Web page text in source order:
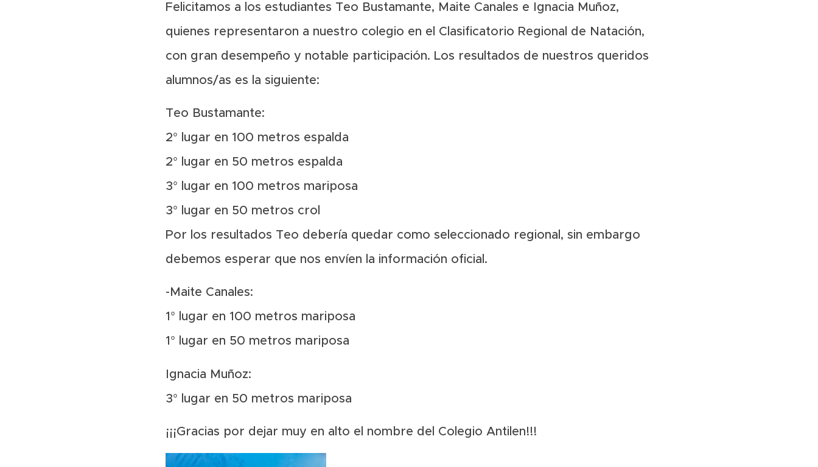
Felicitamos a los estudiantes Teo Bustamante, Maite Canales e Ignacia Muñoz,
quienes representaron a nuestro colegio en el Clasificatorio Regional de Natación,
con gran desempeño y notable participación. Los resultados de nuestros queridos
alumnos/as es la siguiente:
Teo Bustamante:
2° lugar en 100 metros espalda
2° lugar en 50 metros espalda
3° lugar en 100 metros mariposa
3° lugar en 50 metros crol
Por los resultados Teo debería quedar como seleccionado regional, sin embargo
debemos esperar que nos envíen la información oficial.
-Maite Canales:
1° lugar en 100 metros mariposa
1° lugar en 50 metros mariposa
Ignacia Muñoz:
3° lugar en 50 metros mariposa
¡¡¡Gracias por dejar muy en alto el nombre del Colegio Antilen!!!